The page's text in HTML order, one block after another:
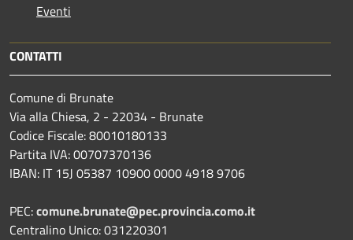
Eventi
CONTATTI
Comune di Brunate
Via alla Chiesa, 2 - 22034 - Brunate
Codice Fiscale: 80010180133
Partita IVA: 00707370136
IBAN: IT 15J 05387 10900 0000 4918 9706
PEC:comune.brunate@pec.provincia.como.it
Centralino Unico: 031220301